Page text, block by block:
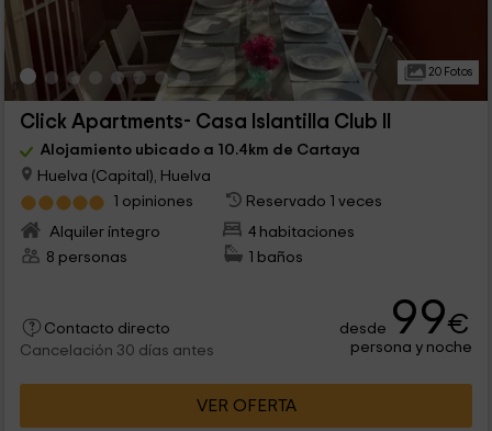
20 Fotos
Click Apartments- Casa Islantilla Club II
Alojamiento ubicado a 10.4km de Cartaya
Huelva (Capital), Huelva
1 opiniones
Reservado 1 veces
Alquiler íntegro
4 habitaciones
8 personas
1 baños
Contacto directo
Cancelación 30 días antes
desde 99€
persona y noche
VER OFERTA